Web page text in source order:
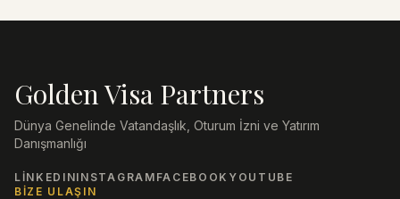
Golden Visa Partners
Dünya Genelinde Vatandaşlık, Oturum İzni ve Yatırım
Danışmanlığı
LINKEDININSTAGRAM FACEBOOK YOUTUBE
BIZE ULAŞIN